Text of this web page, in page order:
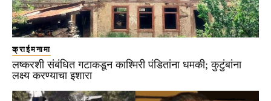
क्राईमनामा
लष्करशी संबंधित गटाकडून काश्मिरी पंडितांना धमकी; कुटुंबांना
लक्ष्य करण्याचा इशारा